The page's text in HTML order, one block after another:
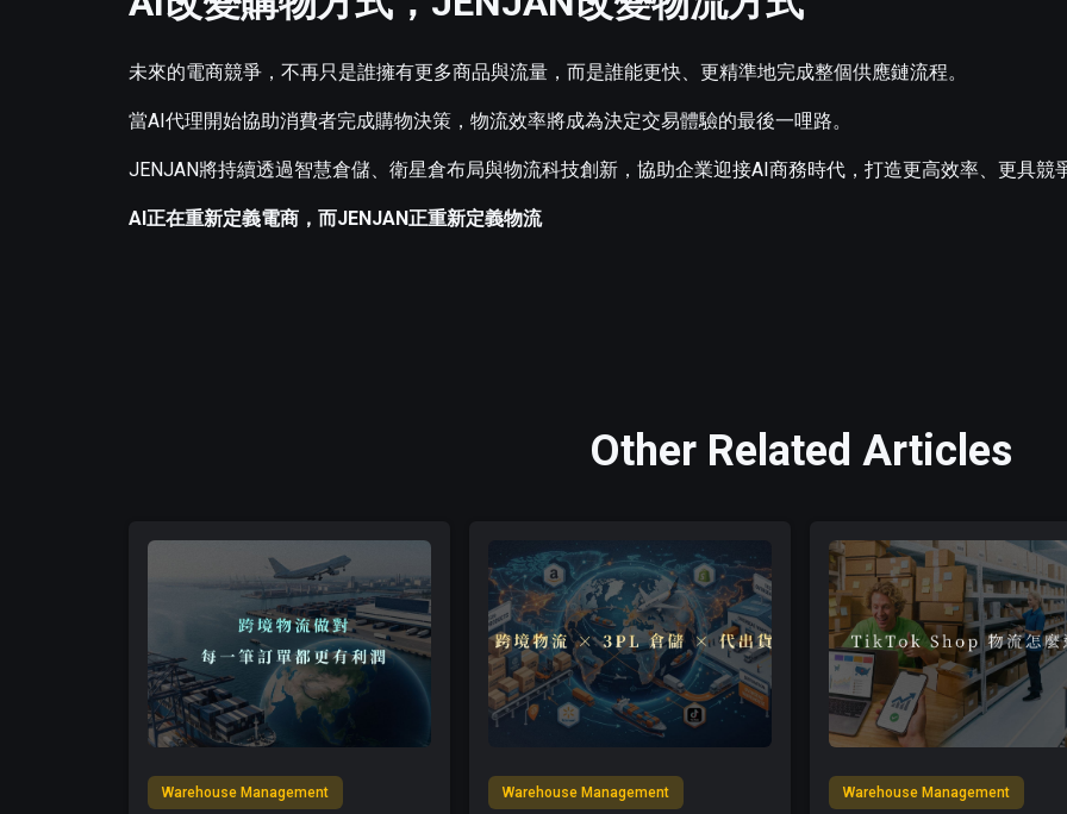
未來的電商競爭，不再只是誰擁有更多商品與流量，而是誰能更快、更精準地完成整個供應鏈流程。
當AI代理開始協助消費者完成購物決策，物流效率將成為決定交易體驗的最後一哩路。
JENJAN將持續透過智慧倉儲、衛星倉布局與物流科技創新，協助企業迎接AI商務時代，打造更高效率、更具競
AI正在重新定義電商，而JENJAN正重新定義物流
Other Related Articles
Warehouse Management Warehouse Management Warehouse Management